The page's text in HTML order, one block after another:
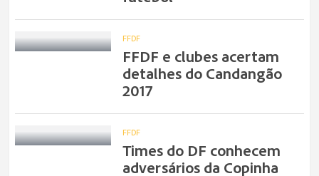
FFDF
FFDF e clubes acertam
detalhes do Candangão
2017
FFDF
Times do DF conhecem
adversários da Copinha